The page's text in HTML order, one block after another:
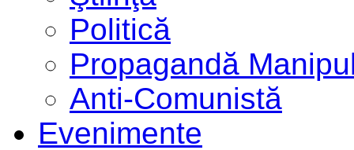
Politică
Propagandă
Anti-Comunistă
Evenimente